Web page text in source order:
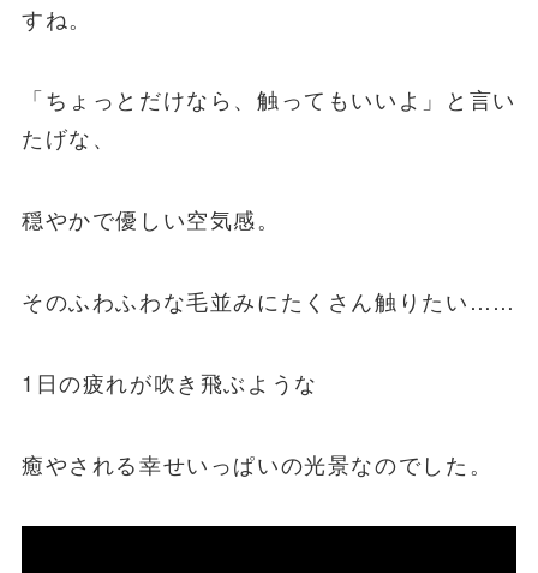
すね。
「ちょっとだけなら、触ってもいいよ」と言い
たげな、
穏やかで優しい空気感。
そのふわふわな毛並みにたくさん触りたい……
1日の疲れが吹き飛ぶような
癒やされる幸せいっぱいの光景なのでした。